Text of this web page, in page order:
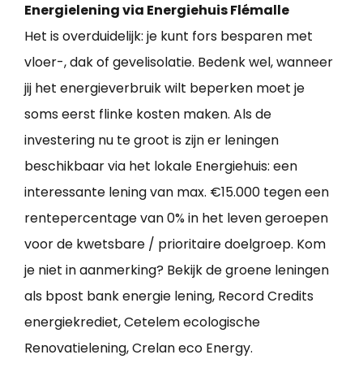
Energielening via Energiehuis Flémalle
Het is overduidelijk: je kunt fors besparen met
vloer-, dak of gevelisolatie. Bedenk wel, wanneer
jij het energieverbruik wilt beperken moet je
soms eerst flinke kosten maken. Als de
investering nu te groot is zijn er leningen
beschikbaar via het lokale Energiehuis: een
interessante lening van max. €15.000 tegen een
rentepercentage van 0% in het leven geroepen
voor de kwetsbare / prioritaire doelgroep. Kom
je niet in aanmerking? Bekijk de groene leningen
als bpost bank energie lening, Record Credits
energiekrediet, Cetelem ecologische
Renovatielening, Crelan eco Energy.